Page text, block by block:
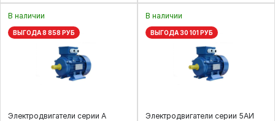
В наличии
ВЫГОДА 8 858 РУБ
Электродвигатели серии А
В наличии
ВЫГОДА 30 101 РУБ
Электродвигатели серии 5АИ